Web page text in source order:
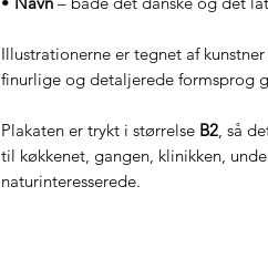
Illustrationerne er tegnet af kunstner
finurlige og detaljerede formsprog
Plakaten er trykt i størrelse B2 , så
til køkkenet, gangen, klinikken,
naturinteresserede.